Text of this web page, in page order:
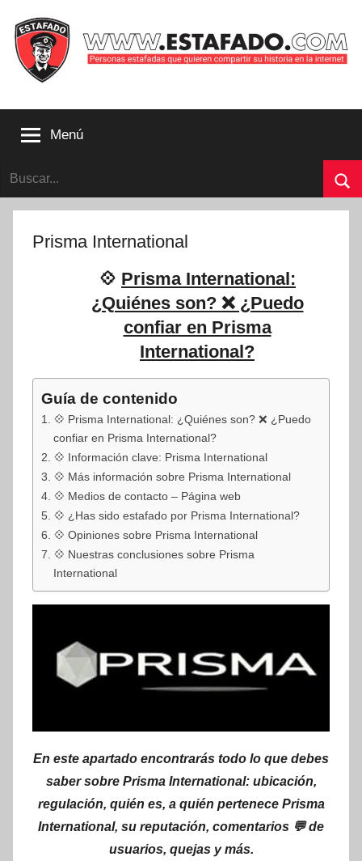
contenido
que
compartir
su
Menú
Buscar:
Prisma International
💠 Prisma International:
¿Quiénes son? ❌ ¿Puedo
confiar en Prisma
International?
Guía de contenido
💠 Prisma International: ¿Quiénes son? ❌ ¿Puedo
confiar en Prisma International?
💠 Información clave: Prisma International
💠 Más información sobre Prisma International
💠 Medios de contacto – Página web
💠 ¿Has sido estafado por Prisma International?
💠 Opiniones sobre Prisma International
💠 Nuestras conclusiones sobre Prisma
International
En este apartado encontrarás todo lo que debes
saber sobre Prisma International: ubicación,
regulación, quién es, a quién pertenece Prisma
International, su reputación, comentarios 💬 de
usuarios, quejas y más.